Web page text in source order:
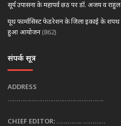
सूर्य उपासना के महापर्व छठ पर डॉ. अजय व
यूथ फार्मासिस्ट फेडरेशन के जिला इकाई के शपथ
हुआ आयोजन (862)
संपर्क सूत्र
ADDRESS
…………………………………………….
CHIEF EDITOR: ………….. …………